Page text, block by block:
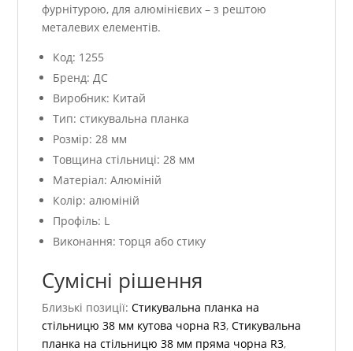
фурнітурою, для алюмінієвих – з рештою
металевих елементів.
Код: 1255
Бренд: ДС
Виробник: Китай
Тип: стикувальна планка
Розмір: 28 мм
Товщина стільниці: 28 мм
Матеріал: Алюміній
Колір: алюміній
Профіль: L
Виконання: торця або стику
Сумісні рішення
Близькі позиції:Стикувальна планка на
стільницю 38 мм кутова чорна R3,Стикувальна
планка на стільницю 38 мм пряма чорна R3,